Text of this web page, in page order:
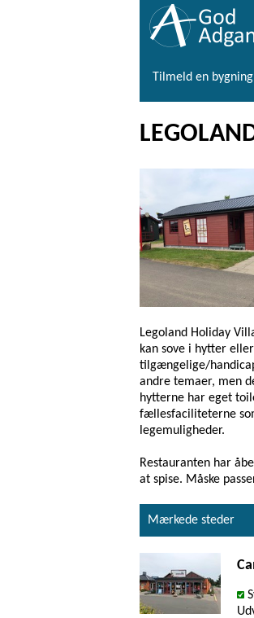
Tilmeld en bygning
Legoland Holiday
kan sove i hytter
tilgængelige/
andre temaer, men
hytterne har eget
fællesfaciliteterne
legemuligheder.
Restauranten har
at spise. Måske
Mærkede steder